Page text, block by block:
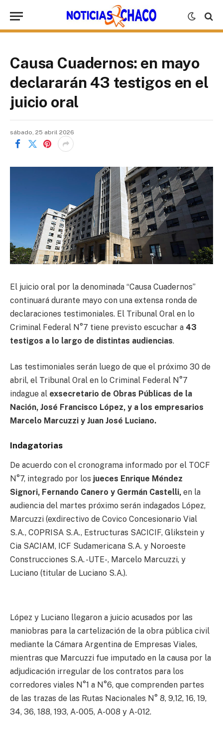
Causa Cuadernos: en mayo
declararán 43 testigos en el
juicio oral
sábado, 25 abril 2026
El juicio oral por la denominada “Causa Cuadernos”
continuará durante mayo con una extensa ronda de
declaraciones testimoniales. El Tribunal Oral en lo
Criminal Federal N°7 tiene previsto escuchar a 43
testigos a lo largo de distintas audiencias.
Las testimoniales serán luego de que el próximo 30 de
abril, el Tribunal Oral en lo Criminal Federal N°7
indague al exsecretario de Obras Públicas de la
Nación, José Francisco López, y a los empresarios
Marcelo Marcuzzi y Juan José Luciano.
Indagatorias
De acuerdo con el cronograma informado por el TOCF
N°7, integrado por los jueces Enrique Méndez
Signori, Fernando Canero y Germán Castelli, en la
audiencia del martes próximo serán indagados López,
Marcuzzi (exdirectivo de Covico Concesionario Vial
S.A., COPRISA S.A., Estructuras SACICIF, Glikstein y
Cia SACIAM, ICF Sudamericana S.A. y Noroeste
Construcciones S.A. -UTE-, Marcelo Marcuzzi, y
Luciano (titular de Luciano S.A.).
López y Luciano llegaron a juicio acusados por las
maniobras para la cartelización de la obra pública civil
mediante la Cámara Argentina de Empresas Viales,
mientras que Marcuzzi fue imputado en la causa por la
adjudicación irregular de los contratos para los
corredores viales N°1 a N°6, que comprenden partes
de las trazas de las Rutas Nacionales N° 8, 9,12, 16, 19,
34, 36, 188, 193, A-005, A-008 y A-012.